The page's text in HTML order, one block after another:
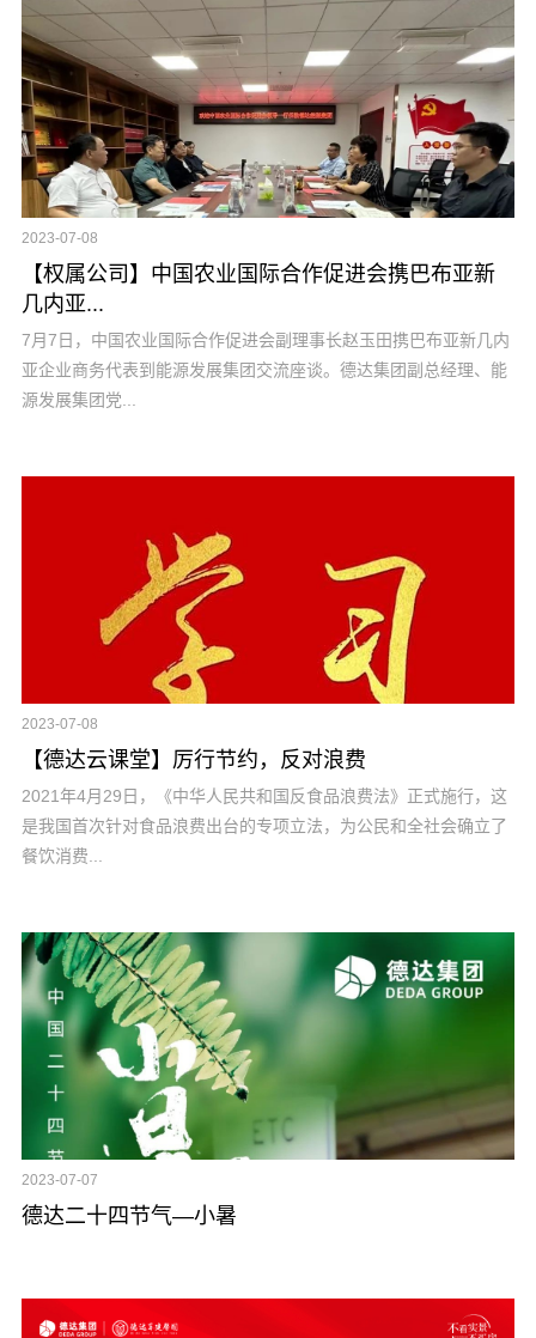
2023-07-08
【权属公司】中国农业国际合作促进会携巴布亚新
几内亚...
7月7日，中国农业国际合作促进会副理事长赵玉田携巴布亚新几内
亚企业商务代表到能源发展集团交流座谈。德达集团副总经理、能
源发展集团党...
2023-07-08
【德达云课堂】厉行节约，反对浪费
2021年4月29日，《中华人民共和国反食品浪费法》正式施行，这
是我国首次针对食品浪费出台的专项立法，为公民和全社会确立了
餐饮消费...
2023-07-07
德达二十四节气—小暑